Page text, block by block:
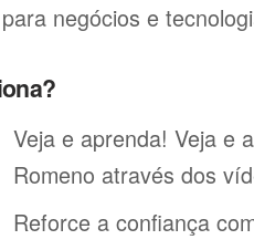
negócios e
Veja e aprenda! Veja e
Romeno através dos
Reforce a confiança